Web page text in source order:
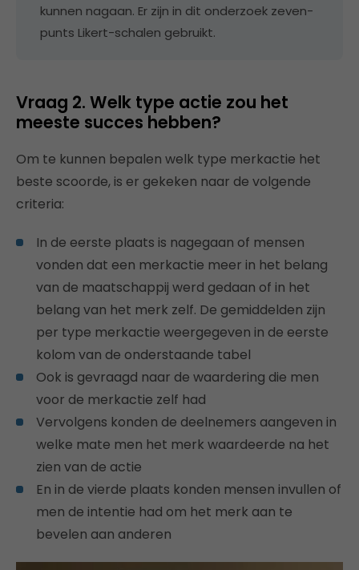
kunnen nagaan. Er zijn in dit onderzoek zeven-
punts Likert-schalen gebruikt.
Vraag 2. Welk type actie zou het
meeste succes hebben?
Om te kunnen bepalen welk type merkactie het
beste scoorde, is er gekeken naar de volgende
criteria:
In de eerste plaats is nagegaan of mensen
vonden dat een merkactie meer in het belang
van de maatschappij werd gedaan of in het
belang van het merk zelf. De gemiddelden zijn
per type merkactie weergegeven in de eerste
kolom van de onderstaande tabel
Ook is gevraagd naar de waardering die men
voor de merkactie zelf had
Vervolgens konden de deelnemers aangeven in
welke mate men het merk waardeerde na het
zien van de actie
En in de vierde plaats konden mensen invullen of
men de intentie had om het merk aan te
bevelen aan anderen